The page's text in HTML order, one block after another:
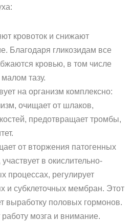
кровоток и снижают
Благодаря гликозидам все
кровью, в том числе
тазу.
на организм комплексно:
очищает от шлаков,
предотвращает тромбы,
от вторжения патогенных
в окислительно-
процессах, регулирует
и субклеточных мембран. Этот
выработку половых гормонов.
мозга и внимание.